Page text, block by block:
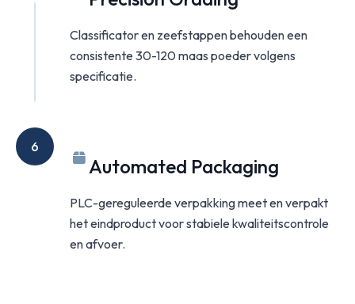
Classificator en zeefstappen behouden een
consistente 30-120 maas poeder volgens
specificatie.
6
Automated Packaging
PLC-gereguleerde verpakking meet en verpakt
het eindproduct voor stabiele kwaliteitscontrole
en afvoer.